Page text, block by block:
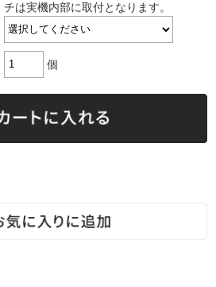
チは実機内部に取付となります。
個